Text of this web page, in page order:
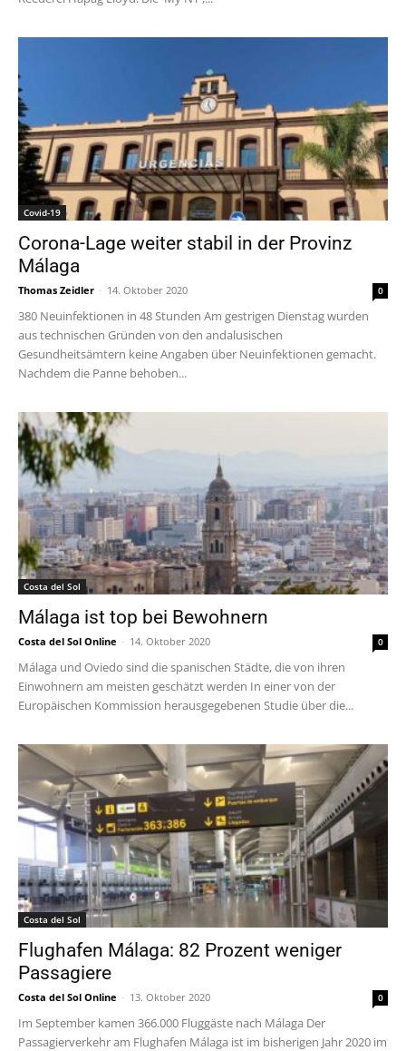
Covid-19
Corona-Lage weiter stabil in der Provinz
Málaga
Thomas Zeidler - 14. Oktober 2020 0
380 Neuinfektionen in 48 Stunden Am gestrigen Dienstag wurden
aus technischen Gründen von den andalusischen
Gesundheitsämtern keine Angaben über Neuinfektionen gemacht.
Nachdem die Panne behoben...
Costa del Sol
Málaga ist top bei Bewohnern
Costa del Sol Online - 14. Oktober 2020 0
Málaga und Oviedo sind die spanischen Städte, die von ihren
Einwohnern am meisten geschätzt werden In einer von der
Europäischen Kommission herausgegebenen Studie über die...
Costa del Sol
Flughafen Málaga: 82 Prozent weniger
Passagiere
Costa del Sol Online - 13. Oktober 2020 0
Im September kamen 366.000 Fluggäste nach Málaga Der
Passagierverkehr am Flughafen Málaga ist im bisherigen Jahr 2020 im